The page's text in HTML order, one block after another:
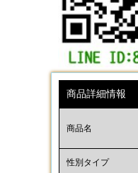
商品詳細情報
商品名
性別タイプ